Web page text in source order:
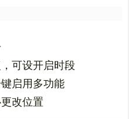
可设开启时段
启用多功能
改位置